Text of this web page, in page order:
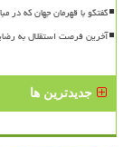
گفتگو با قهرمان جهان که در
آخرین فرصت استقلال به
جدیدترین ها